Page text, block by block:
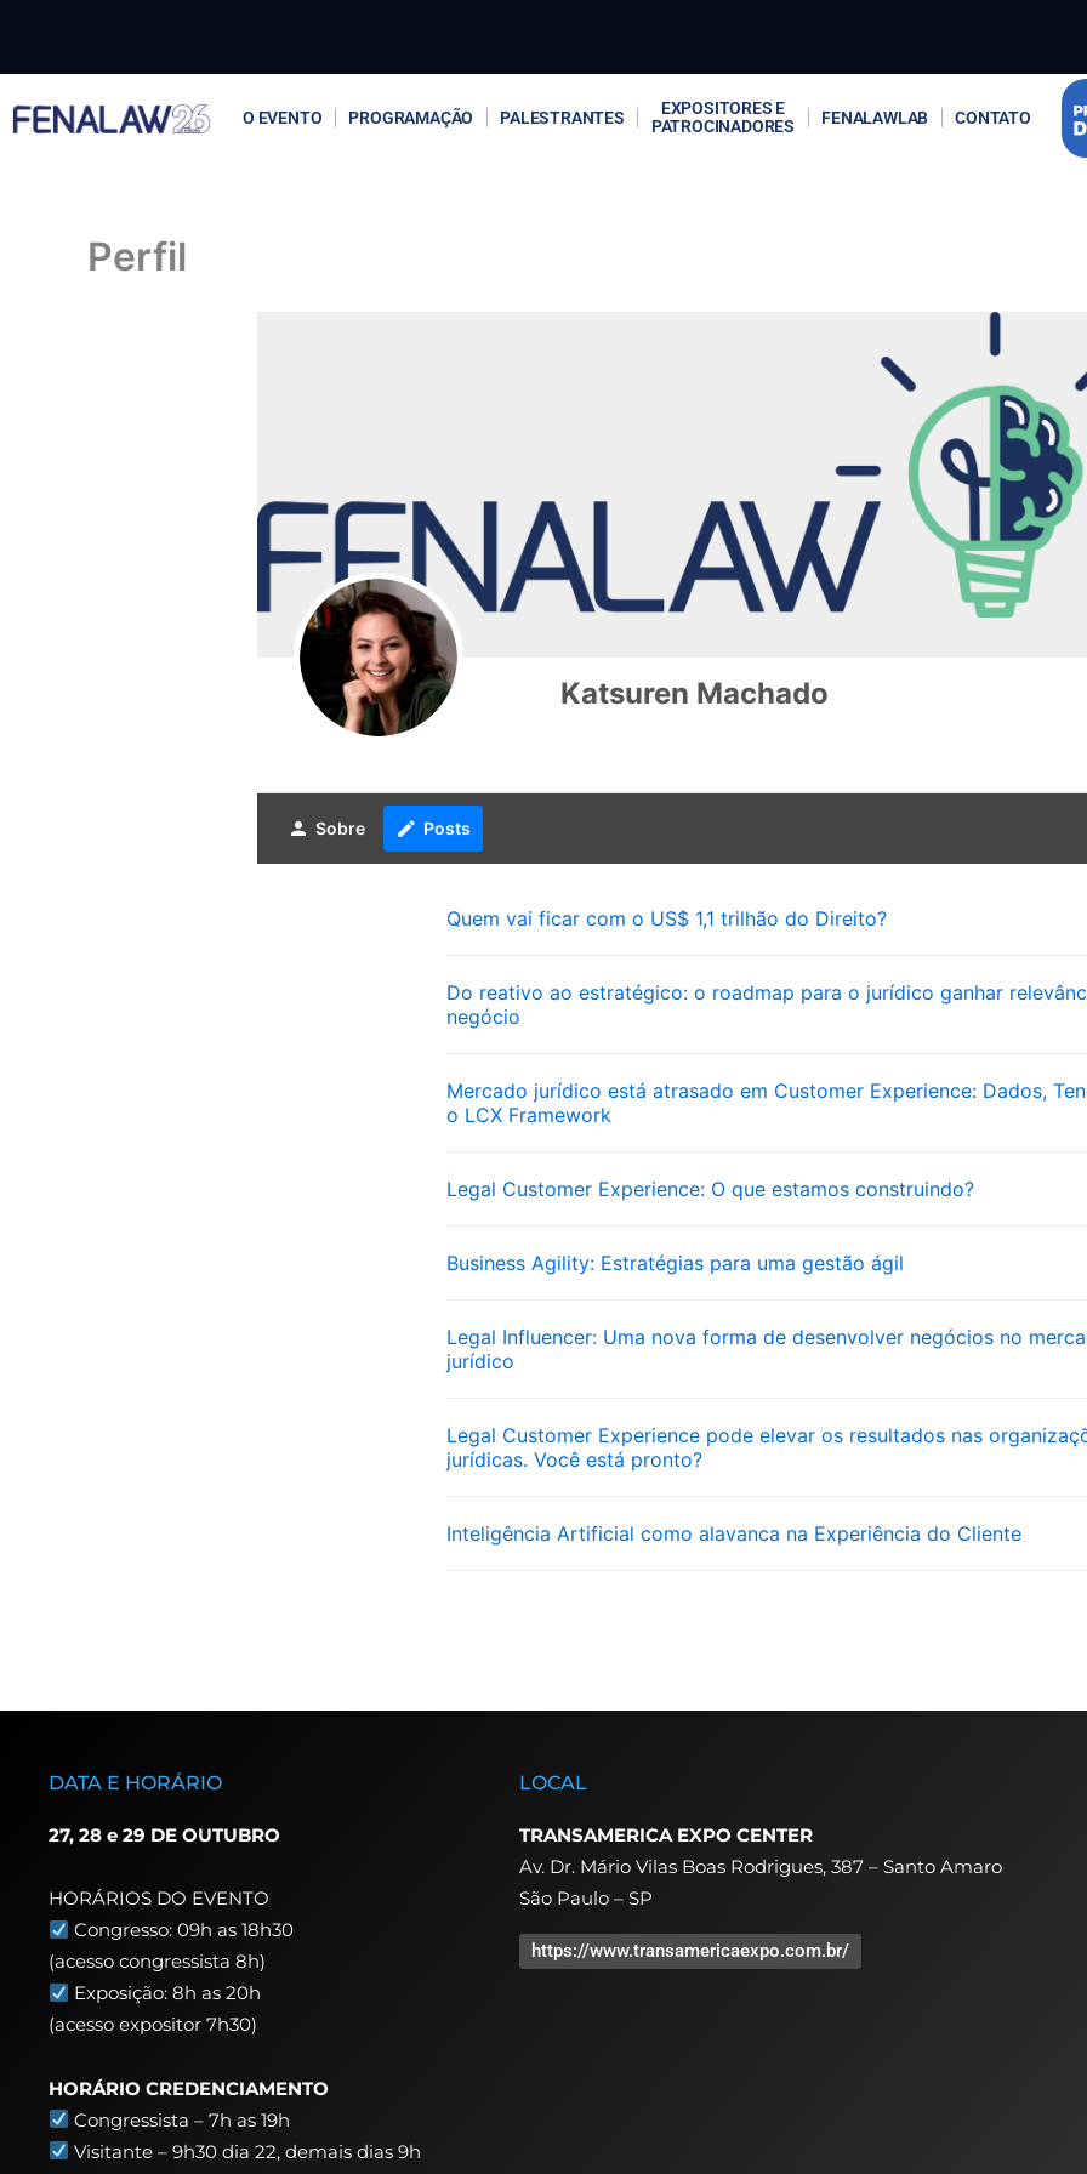
o
conteúdo
O EVENTO PROGRAMAÇÃO PALESTRANTES
EXPOSITORES E
PATROCINADORES
FENALAWLAB CONTATO
Perfil
Katsuren Machado
person Sobre create Posts
Quem vai ficar com o US$ 1,1 trilhão do Direito?
Do reativo ao estratégico: o roadmap para o jurídico ganhar
negócio
Mercado jurídico está atrasado em Customer Experience: Dados,
o LCX Framework
Legal Customer Experience: O que estamos construindo?
Business Agility: Estratégias para uma gestão ágil
Legal Influencer: Uma nova forma de desenvolver negócios no
jurídico
Legal Customer Experience pode elevar os resultados nas
jurídicas. Você está pronto?
Inteligência Artificial como alavanca na Experiência do Cliente
DATA E HORÁRIO
27, 28 e 29 DE OUTUBRO
HORÁRIOS DO EVENTO
Congresso: 09h as 18h30
(acesso congressista 8h)
Exposição: 8h as 20h
(acesso expositor 7h30)
HORÁRIO CREDENCIAMENTO
Congressista – 7h as 19h
Visitante – 9h30 dia 22,demais dias 9h
LOCAL
TRANSAMERICA EXPO CENTER
Av. Dr. Mário Vilas Boas Rodrigues, 387 – Santo Amaro
São Paulo – SP
https://www.transamericaexpo.com.br/